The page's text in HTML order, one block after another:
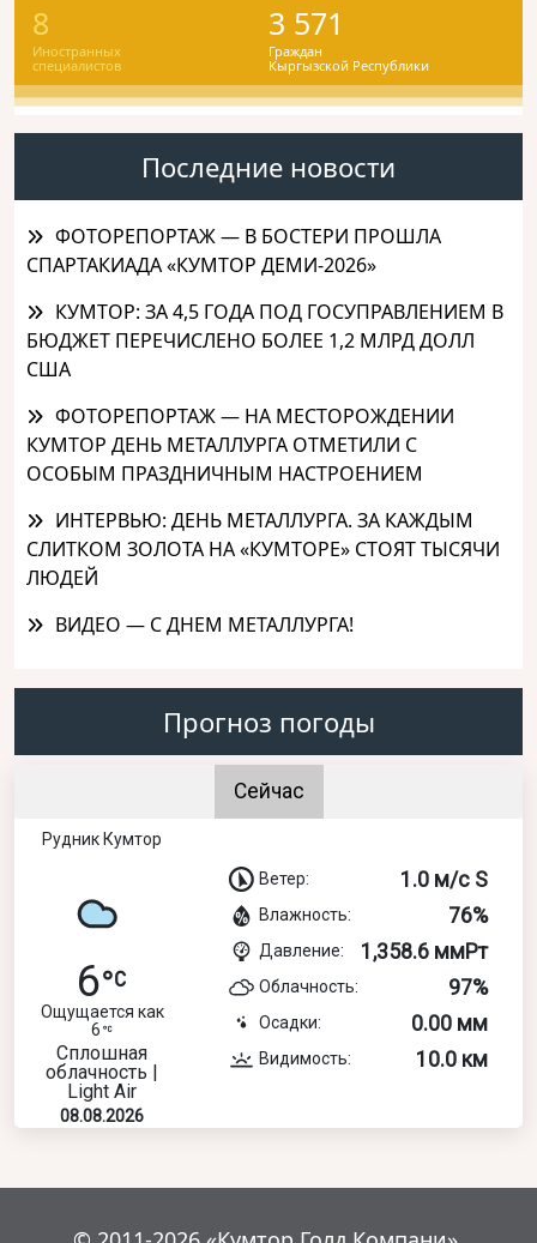
8
Иностранных
специалистов
3 571
Граждан
Кыргызской Республики
Последние новости
ФОТОРЕПОРТАЖ — В БОСТЕРИ ПРОШЛА
СПАРТАКИАДА «КУМТОР ДЕМИ-2026»
КУМТОР: ЗА 4,5 ГОДА ПОД ГОСУПРАВЛЕНИЕМ В
БЮДЖЕТ ПЕРЕЧИСЛЕНО БОЛЕЕ 1,2 МЛРД ДОЛЛ
США
ФОТОРЕПОРТАЖ — НА МЕСТОРОЖДЕНИИ
КУМТОР ДЕНЬ МЕТАЛЛУРГА ОТМЕТИЛИ С
ОСОБЫМ ПРАЗДНИЧНЫМ НАСТРОЕНИЕМ
ИНТЕРВЬЮ: ДЕНЬ МЕТАЛЛУРГА. ЗА КАЖДЫМ
СЛИТКОМ ЗОЛОТА НА «КУМТОРЕ» СТОЯТ ТЫСЯЧИ
ЛЮДЕЙ
ВИДЕО — С ДНЕМ МЕТАЛЛУРГА!
Прогноз погоды
Сейчас
Рудник Кумтор
6
Ощущается как
6
Сплошная
облачность |
Light Air
08.08.2026
Ветер: 1.0 м/с S
Влажность: 76%
Давление: 1,358.6 ммРт
Облачность: 97%
Осадки: 0.00 мм
Видимость: 10.0 км